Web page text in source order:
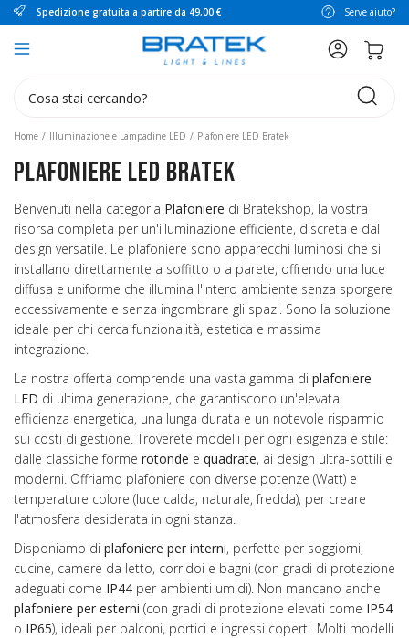
Spedizione gratuita a partire da 49,00 € Serve aiuto?
search
Home Illuminazione e Lampadine LED Plafoniere LED Bratek
Plafoniere LED Bratek
Benvenuti nella categoria Plafoniere di Bratekshop, la vostra
risorsa completa per un'illuminazione efficiente, discreta e dal
design versatile. Le plafoniere sono apparecchi luminosi che si
installano direttamente a soffitto o a parete, offrendo una luce
diffusa e uniforme che illumina l'intero ambiente senza sporgere
eccessivamente e senza ingombrare gli spazi. Sono la soluzione
ideale per chi cerca funzionalità, estetica e massima
integrazione.
La nostra offerta comprende una vasta gamma di plafoniere
LED di ultima generazione, che garantiscono un'elevata
efficienza energetica, una lunga durata e un notevole risparmio
sui costi di gestione. Troverete modelli per ogni esigenza e stile:
dalle classiche forme rotonde e quadrate, ai design ultra-sottili e
moderni. Offriamo plafoniere con diverse potenze (Watt) e
temperature colore (luce calda, naturale, fredda), per creare
l'atmosfera desiderata in ogni stanza.
Disponiamo di plafoniere per interni, perfette per soggiorni,
cucine, camere da letto, corridoi e bagni (con gradi di protezione
adeguati come IP44 per ambienti umidi). Non mancano anche
plafoniere per esterni (con gradi di protezione elevati come IP54
o IP65), ideali per balconi, portici e ingressi coperti. Molti modelli